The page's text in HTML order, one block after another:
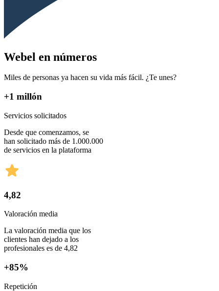
Webel en números
Miles de personas ya hacen su vida más fácil. ¿Te unes?
+1 millón
Servicios solicitados
Desde que comenzamos, se
han solicitado más de 1.000.000
de servicios en la plataforma
4,82
Valoración media
La valoración media que los
clientes han dejado a los
profesionales es de 4,82
+85%
Repetición